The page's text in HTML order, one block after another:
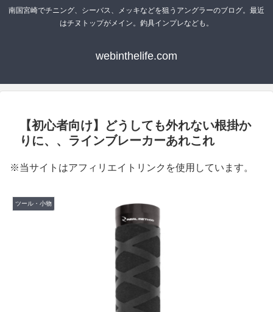
南国宮崎でチニング、シーバス、メッキなどを狙うアングラーのブログ。最近
はチヌトップがメイン。釣具インプレなども。
webinthelife.com
【初心者向け】どうしても外れない根掛か
りに、、ラインブレーカーあれこれ
※当サイトはアフィリエイトリンクを使用しています。
ツール・小物